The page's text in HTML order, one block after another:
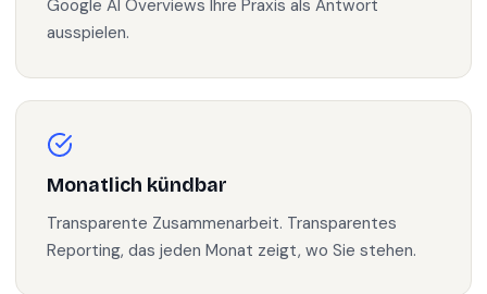
Google AI Overviews Ihre Praxis als Antwort
ausspielen.
Monatlich kündbar
Transparente Zusammenarbeit. Transparentes
Reporting, das jeden Monat zeigt, wo Sie stehen.